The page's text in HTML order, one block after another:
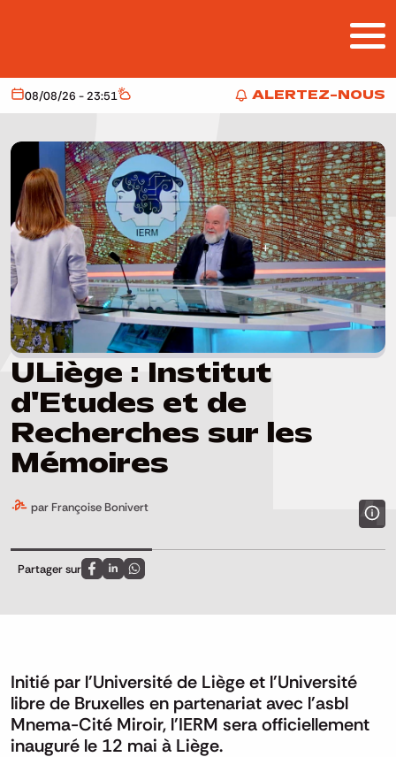
ALERTEZ-NOUS
ALERTEZ-NOUS
Aujourd'hui
08/08/26 - 23:51 Météo
ULiège : Institut
d'Etudes et de
Recherches sur les
Mémoires
par Françoise Bonivert
Partager sur
Partagez sur FaceBook
Partagez sur LinkedIn
Partagez sur Whatsapp
Initié par l'Université de Liège et l'Université
libre de Bruxelles en partenariat avec l'asbl
Mnema-Cité Miroir, l'IERM sera officiellement
inauguré le 12 mai à Liège.